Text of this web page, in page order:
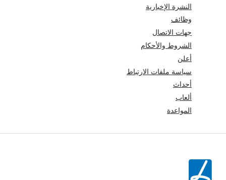
النشرة الإخبارية
وظائف
جهات الاتصال
الشروط والأحكام
أعلن
سياسة ملفات الارتباط
أحداث
ألعاب
المواعدة